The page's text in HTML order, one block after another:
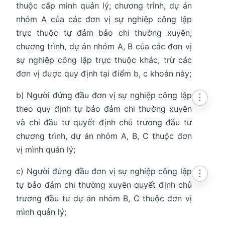
thuộc cấp mình quản lý; chương trình, dự án
nhóm A của các đơn vị sự nghiệp công lập
trực thuộc tự đảm bảo chi thường xuyên;
chương trình, dự án nhóm A, B của các đơn vị
sự nghiệp công lập trực thuộc khác, trừ các
đơn vị được quy định tại điểm b, c khoản này;
b) Người đứng đầu đơn vị sự nghiệp công lập
theo quy định tự bảo đảm chi thường xuyên
và chi đầu tư quyết định chủ trương đầu tư
chương trình, dự án nhóm A, B, C thuộc đơn
vị mình quản lý;
⋮
c) Người đứng đầu đơn vị sự nghiệp công lập
tự bảo đảm chi thường xuyên quyết định chủ
trương đầu tư dự án nhóm B, C thuộc đơn vị
mình quản lý;
⋮